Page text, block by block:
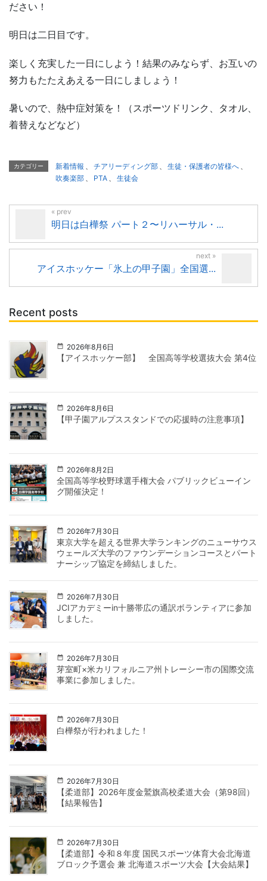
ださい！
明日は二日目です。
楽しく充実した一日にしよう！結果のみならず、お互いの
努力もたたえあえる一日にしましょう！
暑いので、熱中症対策を！（スポーツドリンク、タオル、
着替えなどなど）
カテゴリー 新着情報 チアリーディング部 生徒・保護者の皆様へ
吹奏楽部
PTA 生徒会
明日は白樺祭 パート２〜リハーサル・...
アイスホッケー「氷上の甲子園」全国選...
Recent posts
2026年8月6日
【アイスホッケー部】 全国高等学校選抜大会 第4位
2026年8月6日
【甲子園アルプススタンドでの応援時の注意事項】
2026年8月2日
全国高等学校野球選手権大会 パブリックビューイン
グ開催決定！
2026年7月30日
東京大学を超える世界大学ランキングのニューサウス
ウェールズ大学のファウンデーションコースとパート
ナーシップ協定を締結しました。
2026年7月30日
JCIアカデミーin十勝帯広の通訳ボランティアに参加
しました。
2026年7月30日
芽室町×米カリフォルニア州トレーシー市の国際交流
事業に参加しました。
2026年7月30日
白樺祭が行われました！
2026年7月30日
【柔道部】2026年度金鷲旗高校柔道大会（第98回）
【結果報告】
2026年7月30日
【柔道部】令和８年度 国民スポーツ体育大会北海道
ブロック予選会 兼 北海道スポーツ大会【大会結果】